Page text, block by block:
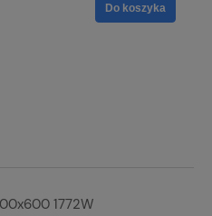
Do koszyka
1772W